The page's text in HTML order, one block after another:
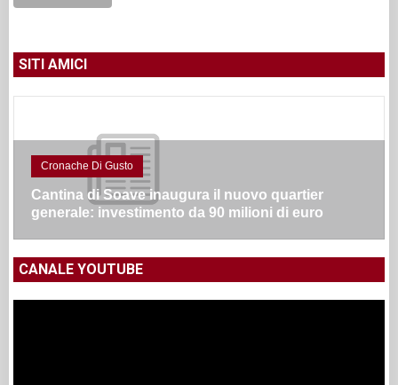
SITI AMICI
Cronache Di Gusto
Cantina di Soave inaugura il nuovo quartier
generale: investimento da 90 milioni di euro
CANALE YOUTUBE